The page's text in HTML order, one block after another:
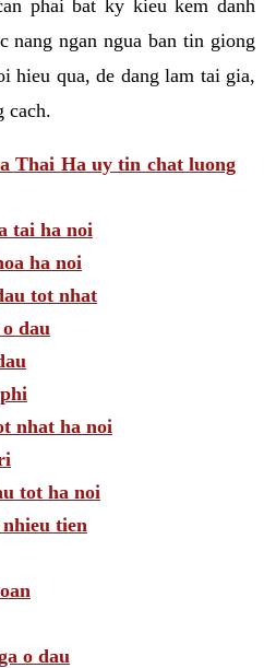
phai bat ky kieu kem danh
nang ngan ngua ban tin giong
hieu qua, de dang lam tai gia,
cach.
Thai Ha uy tin chat luong
tai ha noi
ha noi
tot nhat
dau
nhat ha noi
tot ha noi
tien
o dau